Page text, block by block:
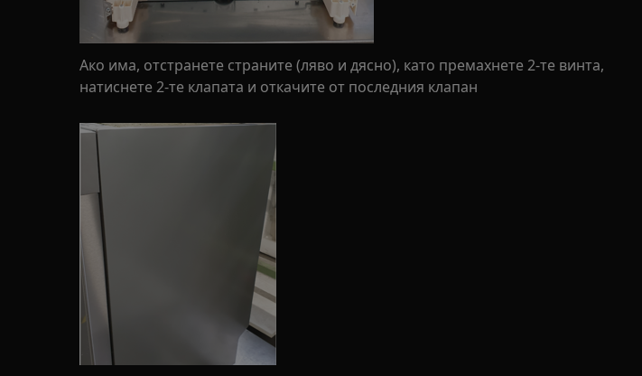
Ако има, отстранете страните (ляво и дясно), като премахнете 2-те винта,
натиснете 2-те клапата и откачите от последния клапан